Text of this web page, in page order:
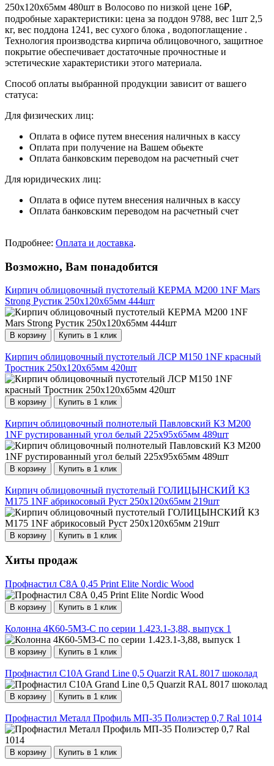
250х120х65мм 480шт в Волосово по низкой цене 16₽,
подробные характеристики: цена за поддон 9788, вес 1шт 2,5
кг, вес поддона 1241, вес сухого блока , водопоглащение .
Технология производства кирпича облицовочного, защитное
покрытие обеспечивает достаточные прочностные и
эстетические характеристики этого материала.
Способ оплаты выбранной продукции зависит от вашего
статуса:
Для физических лиц:
Оплата в офисе путем внесения наличных в кассу
Оплата при получение на Вашем обьекте
Оплата банковским переводом на расчетный счет
Для юридических лиц:
Оплата в офисе путем внесения наличных в кассу
Оплата банковским переводом на расчетный счет
Подробнее: Оплата и доставка.
Возможно, Вам понадобится
Кирпич облицовочный пустотелый КЕРМА М200 1NF Mars
Strong Рустик 250х120х65мм 444шт
В корзину Купить в 1 клик
Кирпич облицовочный пустотелый ЛСР М150 1NF красный
Тростник 250х120х65мм 420шт
В корзину Купить в 1 клик
Кирпич облицовочный полнотелый Павловский КЗ М200
1NF рустированный угол белый 225х95х65мм 489шт
В корзину Купить в 1 клик
Кирпич облицовочный пустотелый ГОЛИЦЫНСКИЙ КЗ
М175 1NF абрикосовый Руст 250х120х65мм 219шт
В корзину Купить в 1 клик
Хиты продаж
Профнастил С8А 0,45 Print Elite Nordic Wood
В корзину Купить в 1 клик
Колонна 4К60-5М3-С по серии 1.423.1-3,88, выпуск 1
В корзину Купить в 1 клик
Профнастил С10A Grand Line 0,5 Quarzit RAL 8017 шоколад
В корзину Купить в 1 клик
Профнастил Металл Профиль МП-35 Полиэстер 0,7 Ral 1014
В корзину Купить в 1 клик